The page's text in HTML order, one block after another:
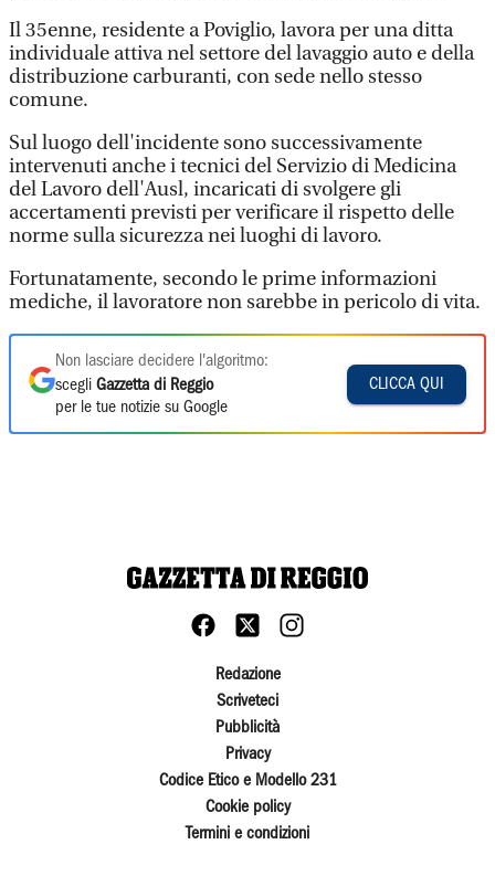
Il 35enne, residente a Poviglio, lavora per una ditta
individuale attiva nel settore del lavaggio auto e della
distribuzione carburanti, con sede nello stesso
comune.
Sul luogo dell'incidente sono successivamente
intervenuti anche i tecnici del Servizio di Medicina
del Lavoro dell'Ausl, incaricati di svolgere gli
accertamenti previsti per verificare il rispetto delle
norme sulla sicurezza nei luoghi di lavoro.
Fortunatamente, secondo le prime informazioni
mediche, il lavoratore non sarebbe in pericolo di vita.
Non lasciare decidere l'algoritmo:
scegli Gazzetta di Reggio
per le tue notizie su Google
CLICCA QUI
Redazione
Scriveteci
Pubblicità
Privacy
Codice Etico e Modello 231
Cookie policy
Termini e condizioni